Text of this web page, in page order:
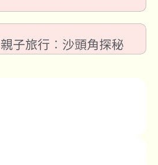
親子旅行︰沙頭角探秘